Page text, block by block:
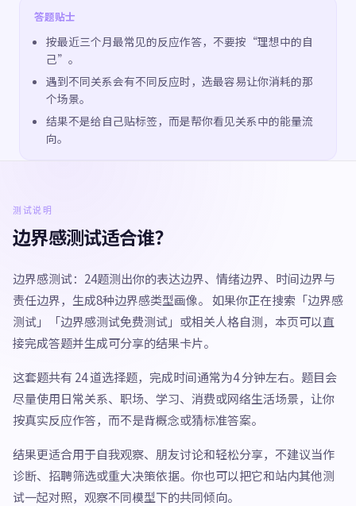
答题贴士
按最近三个月最常见的反应作答，不要按“理想中的自
己”。
遇到不同关系会有不同反应时，选最容易让你消耗的那
个场景。
结果不是给自己贴标签，而是帮你看见关系中的能量流
向。
测试说明
边界感测试适合谁？
边界感测试：24题测出你的表达边界、情绪边界、时间边界与
责任边界，生成8种边界感类型画像。 如果你正在搜索「边界感
测试」「边界感测试免费测试」或相关人格自测，本页可以直
接完成答题并生成可分享的结果卡片。
这套题共有 24 道选择题，完成时间通常为4 分钟左右。题目会
尽量使用日常关系、职场、学习、消费或网络生活场景，让你
按真实反应作答，而不是背概念或猜标准答案。
结果更适合用于自我观察、朋友讨论和轻松分享，不建议当作
诊断、招聘筛选或重大决策依据。你也可以把它和站内其他测
试一起对照，观察不同模型下的共同倾向。